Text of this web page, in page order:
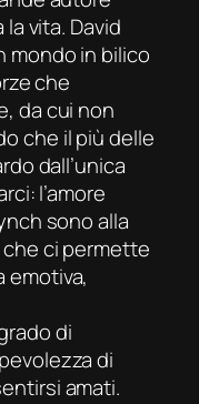
vita. David
mondo in bilico
che
da cui non
che il più delle
dall’unica
l’amore
sono alla
che ci permette
emotiva,
di
di
amati.